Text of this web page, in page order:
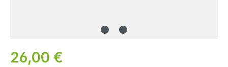
26,00 €